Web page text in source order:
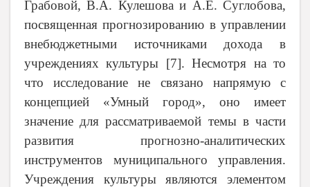
Грабовой, В.А. Кулешова и А.Е. Суглобова,
посвященная прогнозированию в управлении
внебюджетными источниками дохода в
учреждениях культуры [7]. Несмотря на то
что исследование не связано напрямую с
концепцией «Умный город», оно имеет
значение для рассматриваемой темы в части
развития прогнозно-аналитических
инструментов муниципального управления.
Учреждения культуры являются элементом